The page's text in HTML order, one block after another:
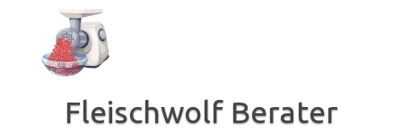
springen
Fleischwolf Berater